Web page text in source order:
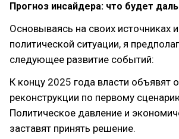
Прогноз инсайдера: что будет
Основываясь на своих источниках
политической ситуации, я
следующее развитие событий:
К концу 2025 года власти объявят
реконструкции по первому
Политическое давление и
заставят принять решение.